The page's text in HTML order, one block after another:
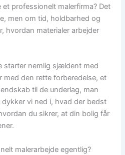
et professionelt malerfirma? Det
men om tid, holdbarhed og
hvordan materialer arbejder
starter nemlig sjældent med
med den rette forberedelse, et
til de underlag, man
vi ned i, hvad der bedst
du sikrer, at din bolig får
malerarbejde egentlig?